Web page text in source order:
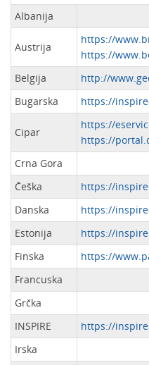
Albanija
Austrija
https://
https://
Belgija http://
Bugarska
https://
Cipar
https://
https://
Crna Gora
Češka
https://
Danska
https://
Estonija
https://
Finska
https://
Francuska
Grčka
INSPIRE
https://
Irska